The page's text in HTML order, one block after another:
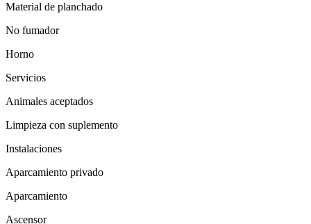
Material de planchado
No fumador
Horno
Servicios
Animales aceptados
Limpieza con suplemento
Instalaciones
Aparcamiento privado
Aparcamiento
Ascensor